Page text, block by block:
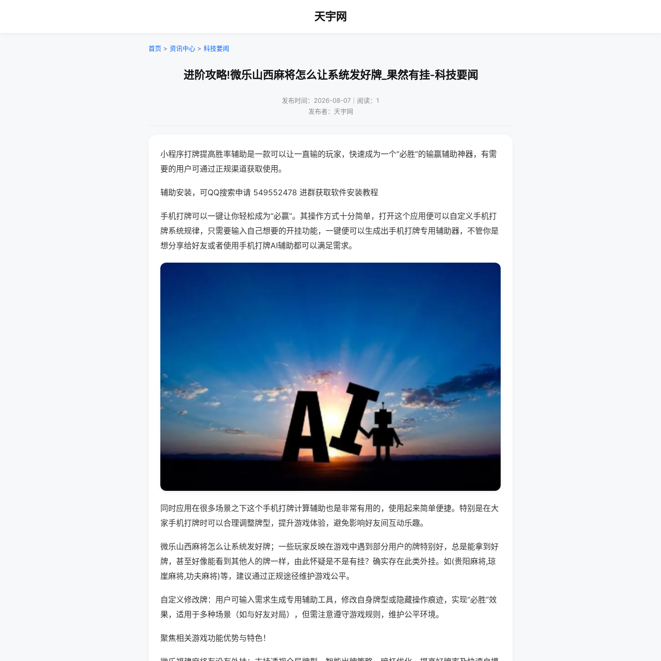
天宇网
首页 > 资讯中心 > 科技要闻
进阶攻略!微乐山西麻将怎么让系统发好牌_果然有挂-科技要闻
发布时间：2026-08-07｜阅读：1
发布者：天宇网
小程序打牌提高胜率辅助是一款可以让一直输的玩家，快速成为一个“必胜”的输赢辅助神器，有需
要的用户可通过正规渠道获取使用。
辅助安装，可QQ搜索申请 549552478 进群获取软件安装教程
手机打牌可以一键让你轻松成为“必赢”。其操作方式十分简单，打开这个应用便可以自定义手机打
牌系统规律，只需要输入自己想要的开挂功能，一键便可以生成出手机打牌专用辅助器，不管你是
想分享给好友或者使用手机打牌AI辅助都可以满足需求。
同时应用在很多场景之下这个手机打牌计算辅助也是非常有用的，使用起来简单便捷。特别是在大
家手机打牌时可以合理调整牌型，提升游戏体验，避免影响好友间互动乐趣。
微乐山西麻将怎么让系统发好牌；一些玩家反映在游戏中遇到部分用户的牌特别好，总是能拿到好
牌，甚至好像能看到其他人的牌一样，由此怀疑是不是有挂？确实存在此类外挂。如(贵阳麻将,琼
崖麻将,功夫麻将)等，建议通过正规途径维护游戏公平。
自定义修改牌：用户可输入需求生成专用辅助工具，修改自身牌型或隐藏操作痕迹，实现“必胜”效
果，适用于多种场景（如与好友对局），但需注意遵守游戏规则，维护公平环境。
聚焦相关游戏功能优势与特色！